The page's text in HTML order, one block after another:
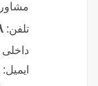
تلفن:
داخلی
ایمیل: